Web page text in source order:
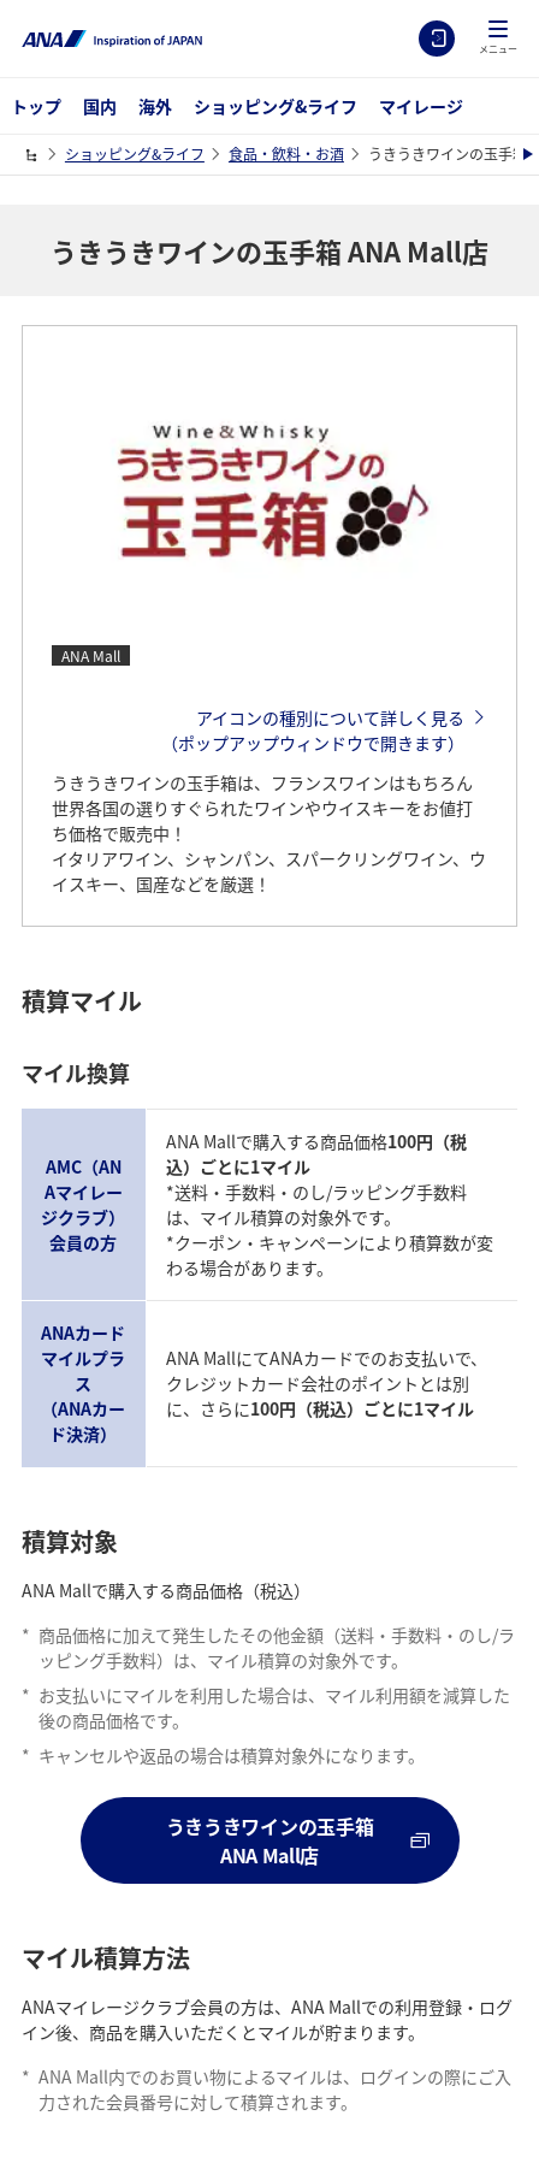
メニュー
トップ 国内 海外 ショッピング&ライフ マイレージ
ショッピング&ライフ 食品・飲料・お酒 うきうきワインの玉手箱
うきうきワインの玉手箱 ANA Mall店
ANA Mall
アイコンの種別について詳しく見る
（ポップアップウィンドウで開きます）
うきうきワインの玉手箱は、フランスワインはもちろん
世界各国の選りすぐられたワインやウイスキーをお値打
ち価格で販売中！
イタリアワイン、シャンパン、スパークリングワイン、ウ
イスキー、国産などを厳選！
積算マイル
マイル換算
AMC（AN
Aマイレー
ジクラブ）
会員の方
ANA Mallで購入する商品価格100円（税
込）ごとに1マイル
*送料・手数料・のし/ラッピング手数料
は、マイル積算の対象外です。
*クーポン・キャンペーンにより積算数が変
わる場合があります。
ANAカード
マイルプラ
ス
（ANAカー
ド決済）
ANA MallにてANAカードでのお支払いで、
クレジットカード会社のポイントとは別
に、さらに100円（税込）ごとに1マイル
積算対象
ANA Mallで購入する商品価格（税込）
* 商品価格に加えて発生したその他金額（送料・手数料・のし/ラ
ッピング手数料）は、マイル積算の対象外です。
* お支払いにマイルを利用した場合は、マイル利用額を減算した
後の商品価格です。
* キャンセルや返品の場合は積算対象外になります。
うきうきワインの玉手箱
ANA Mall店
マイル積算方法
ANAマイレージクラブ会員の方は、ANA Mallでの利用登録・ログ
イン後、商品を購入いただくとマイルが貯まります。
* ANA Mall内でのお買い物によるマイルは、ログインの際にご入
力された会員番号に対して積算されます。